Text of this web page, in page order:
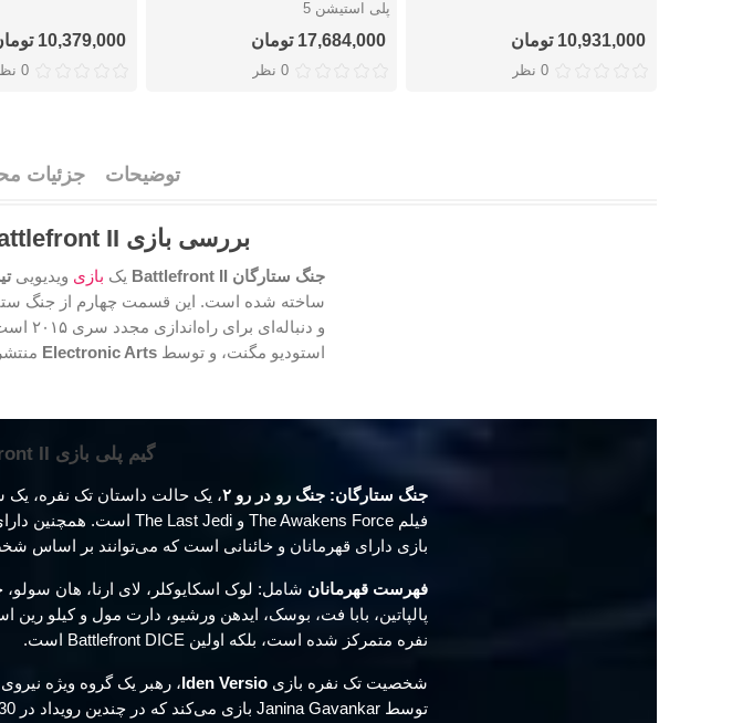
10,931,000 تومان
0 نظر
پلی استیشن 5
17,684,000 تومان
0 نظر
10,379,000 تومان
0 نظر
توضیحات جزئیات
بررسی بازی star wars battlefront II برای ps4
جنگ ستارگان Battlefront II یک بازی ویدیویی
استودیو مگنت، و توسط Electronic Arts
گیم پلی بازی star wars battlefront II
جنگ ستارگان: جنگ رو در رو ۲
، یک حالت داستان تک نفره،
بازی دارای قهرمانان و خائنانی است که می‌توانند بر اساس
فهرست قهرمانان شامل: لوک اسکایوکلر، لای ارنا، هان سولو،
پالپاتین، بابا فت، بوسک، ایدهن ورشیو، دارت مول و کیلو
نفره متمرکز شده است، بلکه اولین Battlefront DICE است.
شخصیت تک نفره بازی Iden Versio ، رهبر یک گروه ویژه نیروی